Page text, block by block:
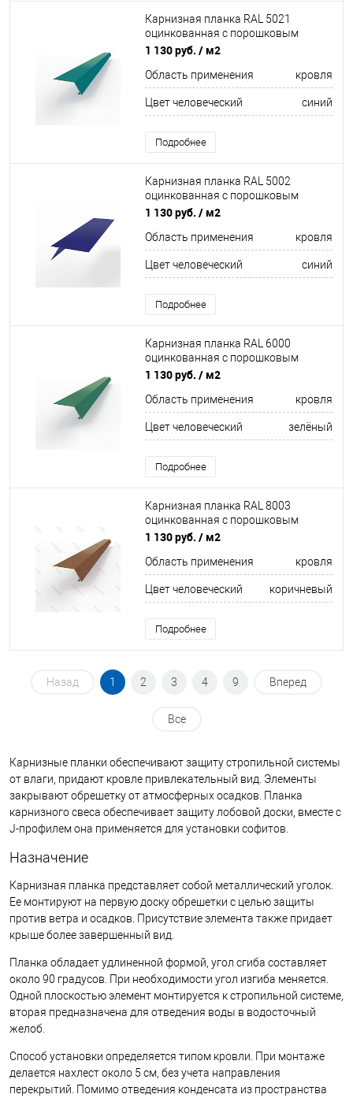
Карнизная планка RAL 5021
оцинкованная c порошковым
покрытием 0,45мм полиуретан
1 130 руб. / м2
Область применения кровля
Цвет человеческий синий
Подробнее
Карнизная планка RAL 5002
оцинкованная с порошковым
покрытием 0,45 мм
1 130 руб. / м2
Область применения кровля
Цвет человеческий синий
Подробнее
Карнизная планка RAL 6000
оцинкованная c порошковым
покрытием 0,45мм
1 130 руб. / м2
Область применения кровля
Цвет человеческий зелёный
Подробнее
Карнизная планка RAL 8003
оцинкованная c порошковым
покрытием 0,45мм
1 130 руб. / м2
Область применения кровля
Цвет человеческий коричневый
Подробнее
Назад 1 2 3 4 9 Вперед
Все
Карнизные планки обеспечивают защиту стропильной системы
от влаги, придают кровле привлекательный вид. Элементы
закрывают обрешетку от атмосферных осадков. Планка
карнизного свеса обеспечивает защиту лобовой доски, вместе с
J-профилем она применяется для установки софитов.
Назначение
Карнизная планка представляет собой металлический уголок.
Ее монтируют на первую доску обрешетки с целью защиты
против ветра и осадков. Присутствие элемента также придает
крыше более завершенный вид.
Планка обладает удлиненной формой, угол сгиба составляет
около 90 градусов. При необходимости угол изгиба меняется.
Одной плоскостью элемент монтируется к стропильной системе,
вторая предназначена для отведения воды в водосточный
желоб.
Способ установки определяется типом кровли. При монтаже
делается нахлест около 5 см, без учета направления
перекрытий. Помимо отведения конденсата из пространства